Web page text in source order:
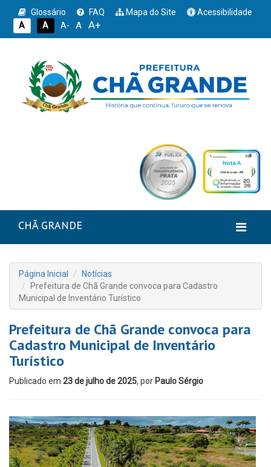
Glossário FAQ Mapa do Site
Acessibilidade
A
A A- A A+
CHÃ GRANDE
Página Inicial
Notícias
Prefeitura de Chã Grande convoca para Cadastro
Municipal de Inventário Turístico
Prefeitura de Chã Grande convoca para
Cadastro Municipal de Inventário
Turístico
Publicado em 23 de julho de 2025, por Paulo Sérgio